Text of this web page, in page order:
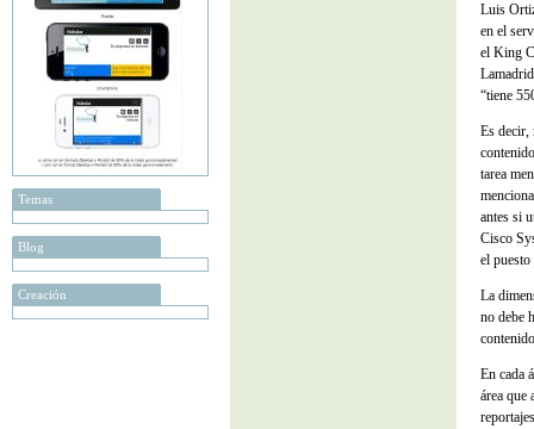
Temas
Blog
Creación
Luis
en el
el King
“tiene
Es decir,
tarea
antes si
Cisco
el
La
no debe
En cada
área que